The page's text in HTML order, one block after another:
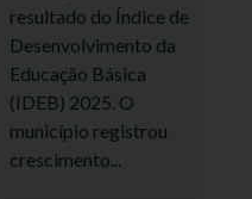
resultado do Índice de
Desenvolvimento da
Educação Básica
(IDEB) 2025. O
município registrou
crescimento...